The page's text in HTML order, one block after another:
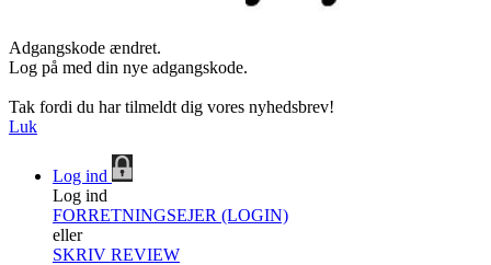
Adgangskode ændret.
Log på med din nye adgangskode.
Tak fordi du har tilmeldt dig vores nyhedsbrev!
Luk
Log ind
Log ind
FORRETNINGSEJER (LOGIN)
eller
SKRIV REVIEW